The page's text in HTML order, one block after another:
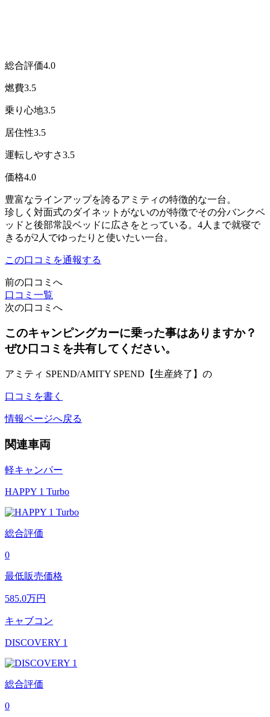
総合評価4.0
燃費3.5
乗り心地3.5
居住性3.5
運転しやすさ3.5
価格4.0
豊富なラインアップを誇るアミティの特徴的な一台。
珍しく対面式のダイネットがないのが特徴でその分バンクベ
ッドと後部常設ベッドに広さをとっている。4人まで就寝で
きるが2人でゆったりと使いたい一台。
この口コミを通報する
前の口コミへ
口コミ一覧
次の口コミへ
このキャンピングカーに乗った事はありますか？
ぜひ口コミを共有してください。
アミティ SPEND/AMITY SPEND【生産終了】の
口コミを書く
情報ページへ戻る
関連車両
軽キャンパー
HAPPY 1 Turbo
総合評価
0
最低販売価格
585.0万円
キャブコン
DISCOVERY 1
総合評価
0